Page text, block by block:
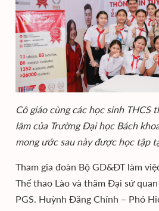
Cô giáo cùng các học sinh THCS
lãm của Trường Đại học Bách
mong ước sau này được học tập
Tham gia đoàn Bộ GD&ĐT làm
Thể thao Lào và thăm Đại sứ
PGS. Huỳnh Đăng Chính – Phó